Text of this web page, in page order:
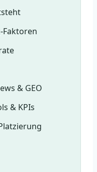
Faktoren
& GEO
& KPIs